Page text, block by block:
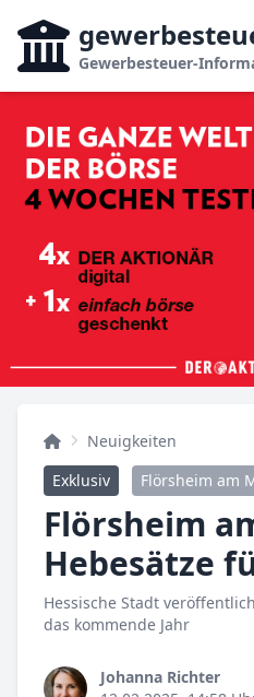
Gewerbesteuer-
Neuigkeiten
Exklusiv
Flörsheim am
Flörsheim
Hebesätze
Hessische Stadt
das kommende Jahr
Johanna Richter